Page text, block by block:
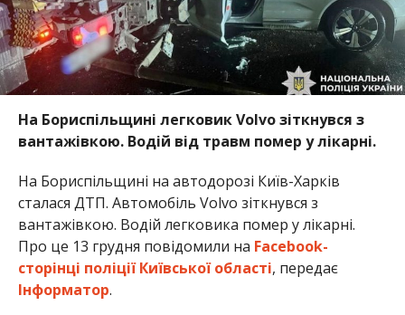
На Бориспільщині легковик Volvo зіткнувся з
вантажівкою. Водій від травм помер у лікарні.
На Бориспільщині на автодорозі Київ-Харків
сталася ДТП. Автомобіль Volvo зіткнувся з
вантажівкою. Водій легковика помер у лікарні.
Про це 13 грудня повідомили на Facebook-
сторінці поліції Київської області, передає
Інформатор.